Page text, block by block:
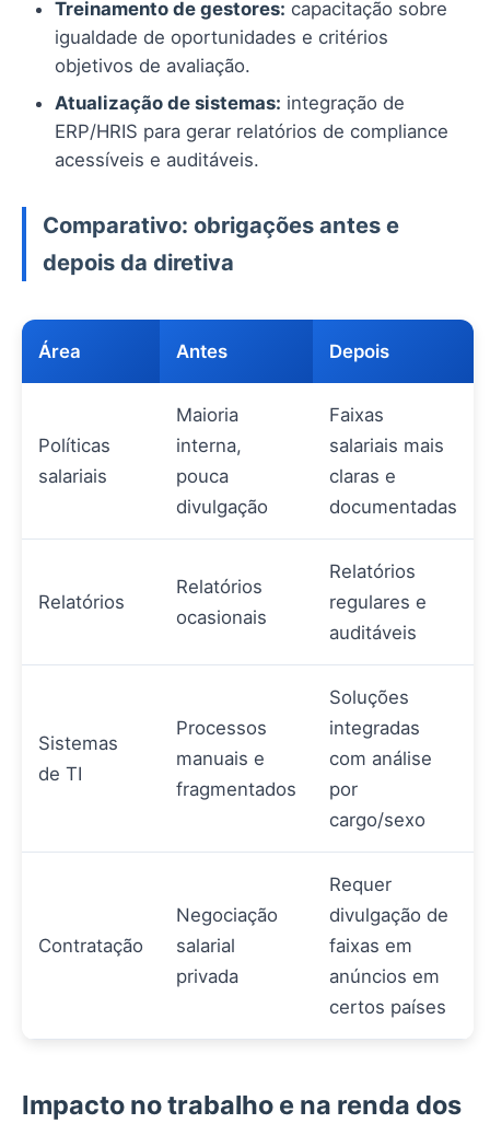
Treinamento de gestores: capacitação sobre
igualdade de oportunidades e critérios
objetivos de avaliação.
Atualização de sistemas: integração de
ERP/HRIS para gerar relatórios de compliance
acessíveis e auditáveis.
Comparativo: obrigações antes e
depois da diretiva
Área Antes Depois
Políticas
salariais
Maioria
interna,
pouca
divulgação
Faixas
salariais mais
claras e
documentadas
Relatórios
Relatórios
ocasionais
Relatórios
regulares e
auditáveis
Sistemas
de TI
Processos
manuais e
fragmentados
Soluções
integradas
com análise
por
cargo/sexo
Contratação
Negociação
salarial
privada
Requer
divulgação de
faixas em
anúncios em
certos países
Impacto no trabalho e na renda dos